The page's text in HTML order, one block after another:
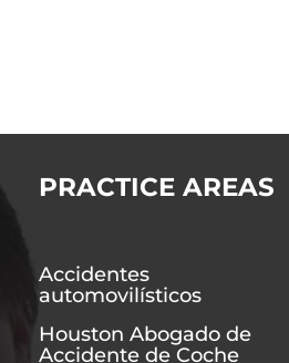
PRACTICE AREAS
Accidentes
automovilísticos
Houston Abogado de
Accidente de Coche